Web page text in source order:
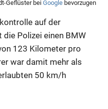
Geflüster beiGoogle bevorzugen
auf der
die Polizei einen BMW
123 Kilometer pro
war damit mehr als
50 km/h